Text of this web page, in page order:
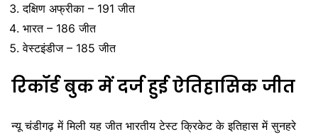
दक्षिण अफ्रीका – 191 जीत
भारत – 186 जीत
वेस्टइंडीज – 185 जीत
रिकॉर्ड बुक में दर्ज हुई ऐतिहासिक जीत
न्यू चंडीगढ़ में मिली यह जीत भारतीय टेस्ट क्रिकेट के इतिहास में सुनहरे